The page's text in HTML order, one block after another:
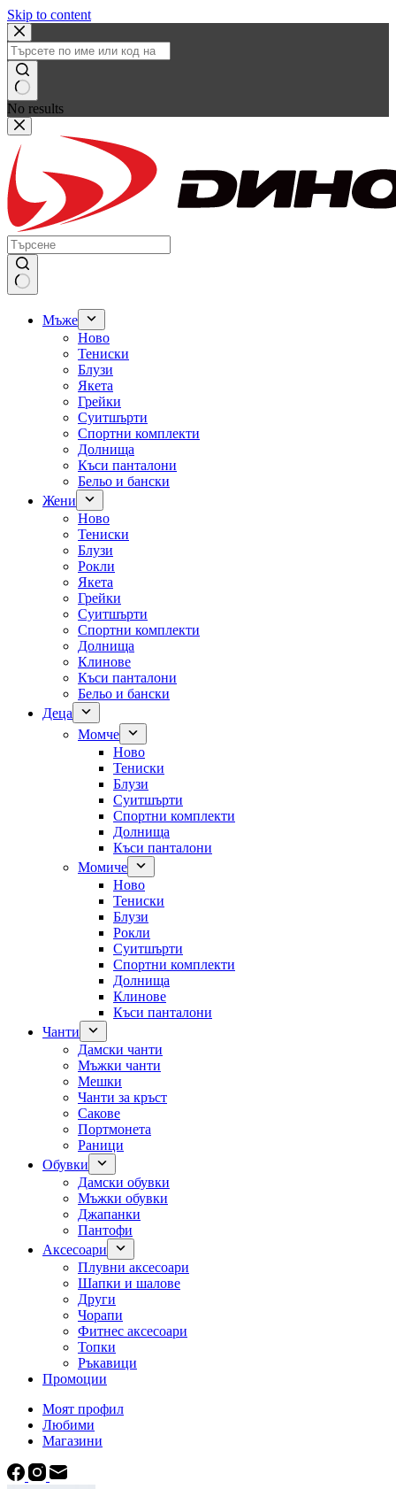
Skip to content
No results
Мъже
Ново
Тениски
Блузи
Якета
Грейки
Суитшърти
Спортни комплекти
Долнища
Къси панталони
Бельо и бански
Жени
Ново
Тениски
Блузи
Рокли
Якета
Грейки
Суитшърти
Спортни комплекти
Долнища
Клинове
Къси панталони
Бельо и бански
Деца
Момче
Ново
Тениски
Блузи
Суитшърти
Спортни комплекти
Долнища
Къси панталони
Момиче
Ново
Тениски
Блузи
Рокли
Суитшърти
Спортни комплекти
Долнища
Клинове
Къси панталони
Чанти
Дамски чанти
Мъжки чанти
Мешки
Чанти за кръст
Сакове
Портмонета
Раници
Обувки
Дамски обувки
Мъжки обувки
Джапанки
Пантофи
Аксесоари
Плувни аксесоари
Шапки и шалове
Други
Чорапи
Фитнес аксесоари
Топки
Ръкавици
Промоции
Моят профил
Любими
Магазини